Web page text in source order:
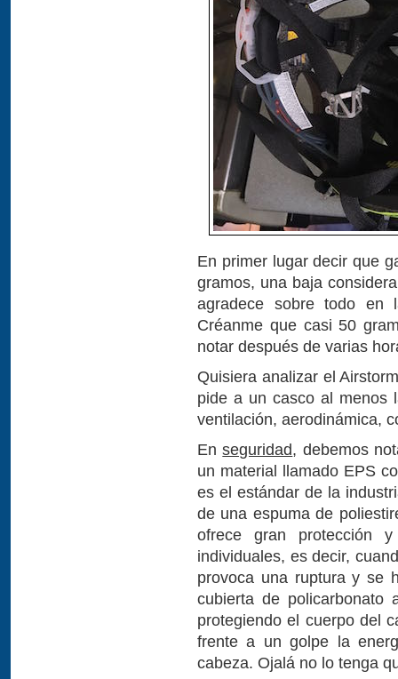
En primer lugar decir que
gramos, una baja
agradece sobre todo en
Créanme que casi 50
notar después de varias
Quisiera analizar el
pide a un casco al menos
ventilación, aerodinámica,
Enseguridad, debemos
un material llamado EPS
es el estándar de la
de una espuma de
ofrece gran protección
individuales, es decir,
provoca una ruptura y se
cubierta de policarbonato
protegiendo el cuerpo del
frente a un golpe la
cabeza. Ojalá no lo tenga